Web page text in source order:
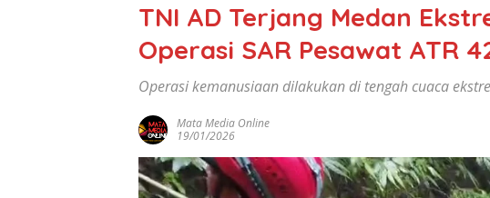
TNI AD Terjang Medan
Operasi SAR Pesawat ATR
Operasi kemanusiaan dilakukan di tengah cuaca
Mata Media Online
19/01/2026